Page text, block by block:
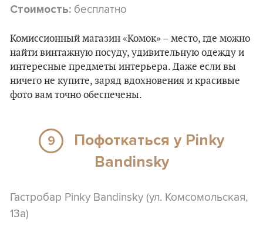
Стоимость: бесплатно
Комиссионный магазин «Комок» – место, где можно
найти винтажную посуду, удивительную одежду и
интересные предметы интерьера. Даже если вы
ничего не купите, заряд вдохновения и красивые
фото вам точно обеспечены.
9
Пофоткаться у Pinky
Bandinsky
Гастробар Pinky Bandinsky (ул. Комсомольская,
13а)